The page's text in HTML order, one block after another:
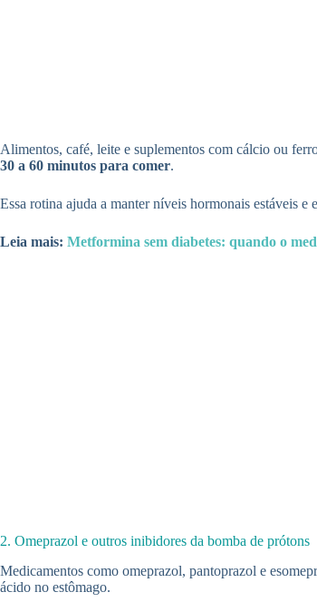
Alimentos, café, leite e suplementos com cálcio ou
30 a 60 minutos para comer.
Essa rotina ajuda a manter níveis hormonais estáveis e
Leia mais: Metformina sem diabetes: quando o
2. Omeprazol e outros inibidores da bomba de prótons
Medicamentos como omeprazol, pantoprazol e
ácido no estômago.